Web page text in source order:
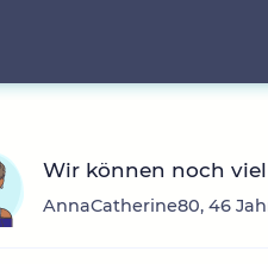
Wir können noch
AnnaCatherine80, 46